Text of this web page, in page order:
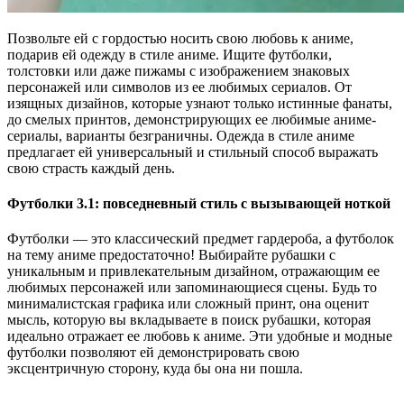
Позвольте ей с гордостью носить свою любовь к аниме,
подарив ей одежду в стиле аниме. Ищите футболки,
толстовки или даже пижамы с изображением знаковых
персонажей или символов из ее любимых сериалов. От
изящных дизайнов, которые узнают только истинные фанаты,
до смелых принтов, демонстрирующих ее любимые аниме-
сериалы, варианты безграничны. Одежда в стиле аниме
предлагает ей универсальный и стильный способ выражать
свою страсть каждый день.
Футболки 3.1: повседневный стиль с вызывающей ноткой
Футболки — это классический предмет гардероба, а футболок
на тему аниме предостаточно! Выбирайте рубашки с
уникальным и привлекательным дизайном, отражающим ее
любимых персонажей или запоминающиеся сцены. Будь то
минималистская графика или сложный принт, она оценит
мысль, которую вы вкладываете в поиск рубашки, которая
идеально отражает ее любовь к аниме. Эти удобные и модные
футболки позволяют ей демонстрировать свою
эксцентричную сторону, куда бы она ни пошла.